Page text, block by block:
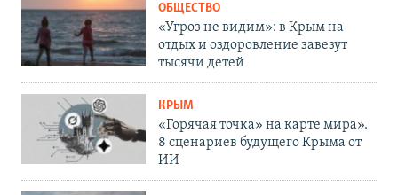
ОБЩЕСТВО
«Угроз не видим»: в Крым на
отдых и оздоровление завезут
тысячи детей
КРЫМ
«Горячая точка» на карте мира».
8 сценариев будущего Крыма от
ИИ